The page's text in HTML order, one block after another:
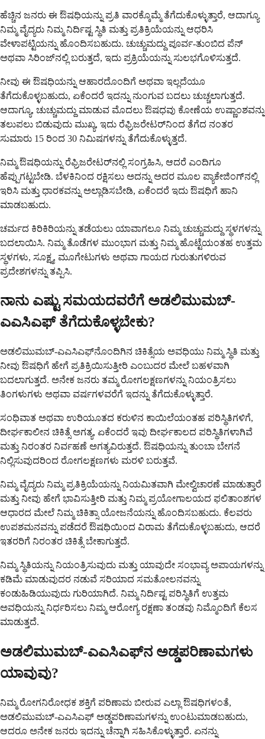
ಹೆಚ್ಚಿನ ಜನರು ಈ ಔಷಧಿಯನ್ನು ಪ್ರತಿ ವಾರಕ್ಕೊಮ್ಮೆ ತೆಗೆದುಕೊಳ್ಳುತ್ತಾರೆ, ಆದಾಗ್ಯೂ
ನಿಮ್ಮ ವೈದ್ಯರು ನಿಮ್ಮ ನಿರ್ದಿಷ್ಟ ಸ್ಥಿತಿ ಮತ್ತು ಪ್ರತಿಕ್ರಿಯೆಯನ್ನು ಆಧರಿಸಿ
ವೇಳಾಪಟ್ಟಿಯನ್ನು ಹೊಂದಿಸಬಹುದು. ಚುಚ್ಚುಮದ್ದು ಪೂರ್ವ-ತುಂಬಿದ ಪೆನ್
ಅಥವಾ ಸಿರಿಂಜ್‌ನಲ್ಲಿ ಬರುತ್ತದೆ, ಇದು ಪ್ರಕ್ರಿಯೆಯನ್ನು ಸುಲಭಗೊಳಿಸುತ್ತದೆ.
ನೀವು ಈ ಔಷಧಿಯನ್ನು ಆಹಾರದೊಂದಿಗೆ ಅಥವಾ ಇಲ್ಲದೆಯೂ
ತೆಗೆದುಕೊಳ್ಳಬಹುದು, ಏಕೆಂದರೆ ಇದನ್ನು ನುಂಗುವ ಬದಲು ಚುಚ್ಚಲಾಗುತ್ತದೆ.
ಆದಾಗ್ಯೂ, ಚುಚ್ಚುಮದ್ದು ಮಾಡುವ ಮೊದಲು ಔಷಧವು ಕೋಣೆಯ ಉಷ್ಣಾಂಶವನ್ನು
ತಲುಪಲು ಬಿಡುವುದು ಮುಖ್ಯ, ಇದು ರೆಫ್ರಿಜರೇಟರ್‌ನಿಂದ ತೆಗೆದ ನಂತರ
ಸುಮಾರು 15 ರಿಂದ 30 ನಿಮಿಷಗಳನ್ನು ತೆಗೆದುಕೊಳ್ಳುತ್ತದೆ.
ನಿಮ್ಮ ಔಷಧಿಯನ್ನು ರೆಫ್ರಿಜರೇಟರ್‌ನಲ್ಲಿ ಸಂಗ್ರಹಿಸಿ, ಆದರೆ ಎಂದಿಗೂ
ಹೆಪ್ಪುಗಟ್ಟಬೇಡಿ. ಬೆಳಕಿನಿಂದ ರಕ್ಷಿಸಲು ಅದನ್ನು ಅದರ ಮೂಲ ಪ್ಯಾಕೇಜಿಂಗ್‌ನಲ್ಲಿ
ಇರಿಸಿ ಮತ್ತು ಧಾರಕವನ್ನು ಅಲ್ಲಾಡಿಸಬೇಡಿ, ಏಕೆಂದರೆ ಇದು ಔಷಧಿಗೆ ಹಾನಿ
ಮಾಡಬಹುದು.
ಚರ್ಮದ ಕಿರಿಕಿರಿಯನ್ನು ತಡೆಯಲು ಯಾವಾಗಲೂ ನಿಮ್ಮ ಚುಚ್ಚುಮದ್ದು ಸ್ಥಳಗಳನ್ನು
ಬದಲಾಯಿಸಿ. ನಿಮ್ಮ ತೊಡೆಗಳ ಮುಂಭಾಗ ಮತ್ತು ನಿಮ್ಮ ಹೊಟ್ಟೆಯಂತಹ ಉತ್ತಮ
ಸ್ಥಳಗಳು, ಸೂಕ್ಷ್ಮ, ಮೂಗೇಟುಗಳು ಅಥವಾ ಗಾಯದ ಗುರುತುಗಳಿರುವ
ಪ್ರದೇಶಗಳನ್ನು ತಪ್ಪಿಸಿ.
ನಾನು ಎಷ್ಟು ಸಮಯದವರೆಗೆ ಅಡಲಿಮುಮಬ್-
ಎಎಸಿಎಫ್ ತೆಗೆದುಕೊಳ್ಳಬೇಕು?
ಅಡಲಿಮುಮಬ್-ಎಎಸಿಎಫ್‌ನೊಂದಿಗಿನ ಚಿಕಿತ್ಸೆಯ ಅವಧಿಯು ನಿಮ್ಮ ಸ್ಥಿತಿ ಮತ್ತು
ನೀವು ಔಷಧಿಗೆ ಹೇಗೆ ಪ್ರತಿಕ್ರಿಯಿಸುತ್ತೀರಿ ಎಂಬುದರ ಮೇಲೆ ಬಹಳವಾಗಿ
ಬದಲಾಗುತ್ತದೆ. ಅನೇಕ ಜನರು ತಮ್ಮ ರೋಗಲಕ್ಷಣಗಳನ್ನು ನಿಯಂತ್ರಿಸಲು
ತಿಂಗಳುಗಳು ಅಥವಾ ವರ್ಷಗಳವರೆಗೆ ಇದನ್ನು ತೆಗೆದುಕೊಳ್ಳುತ್ತಾರೆ.
ಸಂಧಿವಾತ ಅಥವಾ ಉರಿಯೂತದ ಕರುಳಿನ ಕಾಯಿಲೆಯಂತಹ ಪರಿಸ್ಥಿತಿಗಳಿಗೆ,
ದೀರ್ಘಕಾಲೀನ ಚಿಕಿತ್ಸೆ ಅಗತ್ಯ, ಏಕೆಂದರೆ ಇವು ದೀರ್ಘಕಾಲದ ಪರಿಸ್ಥಿತಿಗಳಾಗಿವೆ
ಮತ್ತು ನಿರಂತರ ನಿರ್ವಹಣೆ ಅಗತ್ಯವಿರುತ್ತದೆ. ಔಷಧಿಯನ್ನು ತುಂಬಾ ಬೇಗನೆ
ನಿಲ್ಲಿಸುವುದರಿಂದ ರೋಗಲಕ್ಷಣಗಳು ಮರಳಿ ಬರುತ್ತವೆ.
ನಿಮ್ಮ ವೈದ್ಯರು ನಿಮ್ಮ ಪ್ರತಿಕ್ರಿಯೆಯನ್ನು ನಿಯಮಿತವಾಗಿ ಮೇಲ್ವಿಚಾರಣೆ ಮಾಡುತ್ತಾರೆ
ಮತ್ತು ನೀವು ಹೇಗೆ ಭಾವಿಸುತ್ತೀರಿ ಮತ್ತು ನಿಮ್ಮ ಪ್ರಯೋಗಾಲಯದ ಫಲಿತಾಂಶಗಳ
ಆಧಾರದ ಮೇಲೆ ನಿಮ್ಮ ಚಿಕಿತ್ಸಾ ಯೋಜನೆಯನ್ನು ಹೊಂದಿಸಬಹುದು. ಕೆಲವರು
ಉಪಶಮನವನ್ನು ಪಡೆದರೆ ಔಷಧಿಯಿಂದ ವಿರಾಮ ತೆಗೆದುಕೊಳ್ಳಬಹುದು, ಆದರೆ
ಇತರರಿಗೆ ನಿರಂತರ ಚಿಕಿತ್ಸೆ ಬೇಕಾಗುತ್ತದೆ.
ನಿಮ್ಮ ಸ್ಥಿತಿಯನ್ನು ನಿಯಂತ್ರಿಸುವುದು ಮತ್ತು ಯಾವುದೇ ಸಂಭಾವ್ಯ ಅಪಾಯಗಳನ್ನು
ಕಡಿಮೆ ಮಾಡುವುದರ ನಡುವೆ ಸರಿಯಾದ ಸಮತೋಲನವನ್ನು
ಕಂಡುಹಿಡಿಯುವುದು ಗುರಿಯಾಗಿದೆ. ನಿಮ್ಮ ನಿರ್ದಿಷ್ಟ ಪರಿಸ್ಥಿತಿಗೆ ಉತ್ತಮ
ಅವಧಿಯನ್ನು ನಿರ್ಧರಿಸಲು ನಿಮ್ಮ ಆರೋಗ್ಯ ರಕ್ಷಣಾ ತಂಡವು ನಿಮ್ಮೊಂದಿಗೆ ಕೆಲಸ
ಮಾಡುತ್ತದೆ.
ಅಡಲಿಮುಮಬ್-ಎಎಸಿಎಫ್‌ನ ಅಡ್ಡಪರಿಣಾಮಗಳು
ಯಾವುವು?
ನಿಮ್ಮ ರೋಗನಿರೋಧಕ ಶಕ್ತಿಗೆ ಪರಿಣಾಮ ಬೀರುವ ಎಲ್ಲಾ ಔಷಧಿಗಳಂತೆ,
ಅಡಲಿಮುಮಬ್-ಎಎಸಿಎಫ್ ಅಡ್ಡಪರಿಣಾಮಗಳನ್ನು ಉಂಟುಮಾಡಬಹುದು,
ಆದರೂ ಅನೇಕ ಜನರು ಇದನ್ನು ಚೆನ್ನಾಗಿ ಸಹಿಸಿಕೊಳ್ಳುತ್ತಾರೆ. ಏನನ್ನು